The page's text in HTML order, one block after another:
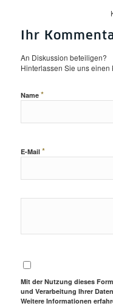
Ihr
An Diskussion beteiligen?
Hinterlassen Sie uns einen
Name *
E-Mail *
Mit der Nutzung dieses
und Verarbeitung Ihrer
Weitere Informationen